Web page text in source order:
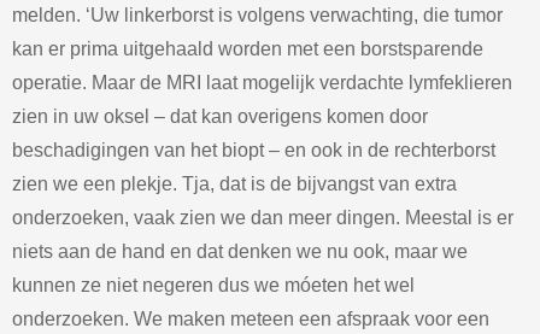
melden. ‘Uw linkerborst is volgens verwachting, die tumor
kan er prima uitgehaald worden met een borstsparende
operatie. Maar de MRI laat mogelijk verdachte lymfeklieren
zien in uw oksel – dat kan overigens komen door
beschadigingen van het biopt – en ook in de rechterborst
zien we een plekje. Tja, dat is de bijvangst van extra
onderzoeken, vaak zien we dan meer dingen. Meestal is er
niets aan de hand en dat denken we nu ook, maar we
kunnen ze niet negeren dus we móeten het wel
onderzoeken. We maken meteen een afspraak voor een